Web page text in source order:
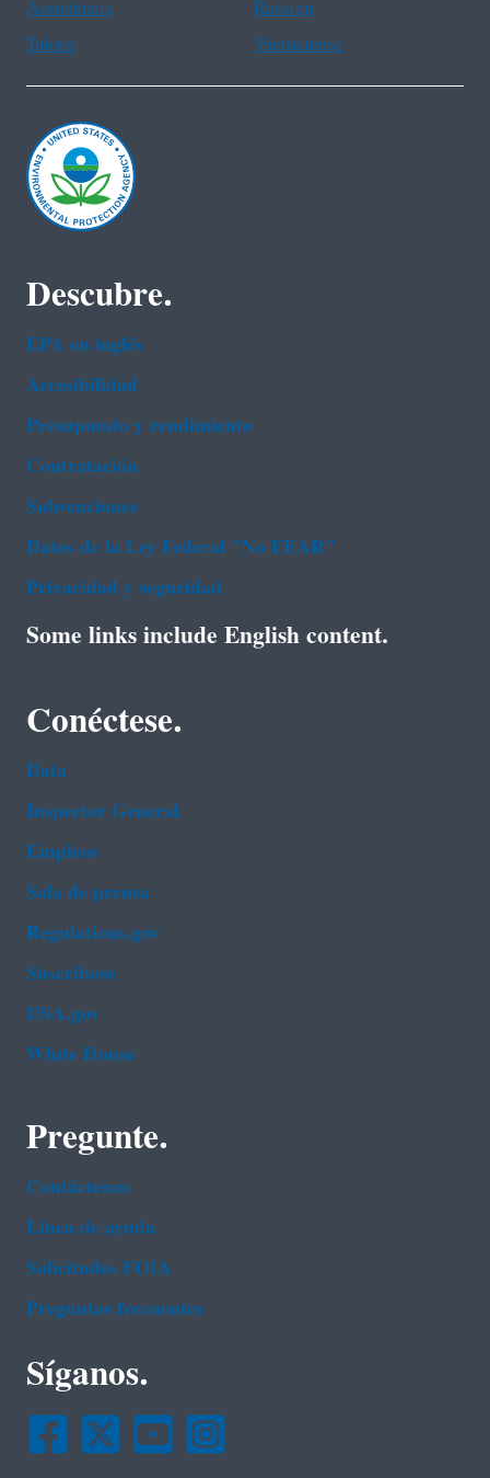
Assistência
Russian
Tulong
Vietnamese
Descubre.
EPA en ingl‌és
Accesibilidad
Presupuesto y rendimiento
Contratación
Subvenciones
Datos de la Ley Federal "No FEAR"
Privacidad y seguridad
Some links include English content.
Conéctese.
Data
Inspector General
Empleos
Sala de prensa
Regulations.gov
Suscríbase
USA.gov
White House
Pregunte.
Contáctenos
Línea de ayuda
Solicitudes FOIA
Preguntas frecuentes
Síganos.